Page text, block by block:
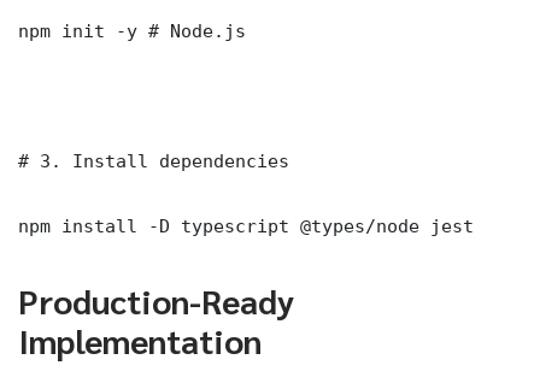
npm init -y # Node.js
# 3. Install dependencies
npm install -D typescript @types/node jest
Production-Ready
Implementation